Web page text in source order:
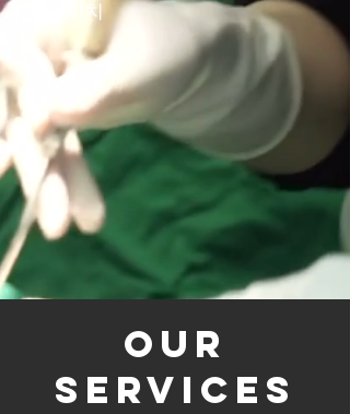
​뷰티풀아치
Our
Services